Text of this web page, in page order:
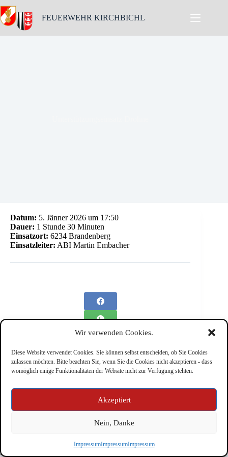
Wir verwenden Cookies.
Diese Website verwendet Cookies. Sie können selbst entscheiden, ob Sie Cookies
zulassen möchten. Bitte beachten Sie, wenn Sie die Cookies nicht akzeptieren - dass
womöglich einige Funktionalitäten der Website nicht zur Verfügung stehten.
Akzeptiert
Nein, Danke
ImpressumImpressumImpressum
Skip
to
content
FEUERWEHR KIRCHBICHL
Datum: 5. Jänner 2026 um 17:50
Dauer: 1 Stunde 30 Minuten
Einsatzort: 6234 Brandenberg
Einsatzleiter: ABI Martin Embacher
Copyright © Feuerwehr Kirchbichl 2026 - WordPress Theme
by